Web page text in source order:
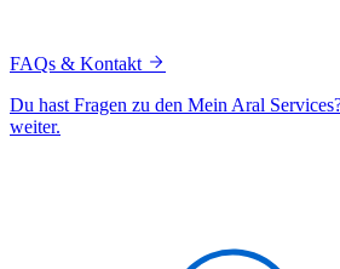
FAQs & Kontakt
Du hast Fragen zu den Mein Aral
weiter.